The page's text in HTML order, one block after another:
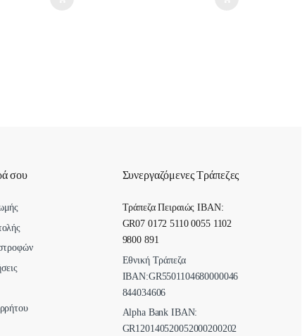
σου Συνεργαζόμενες Τράπεζες
Τράπεζα Πειραιώς IBAN:
GR07 0172 5110 0055 1102
9800 891
Εθνική Τράπεζα
ΙΒΑΝ:GR5501104680000046
844034606
Alpha Bank ΙΒΑΝ:
GR120140520052000200202